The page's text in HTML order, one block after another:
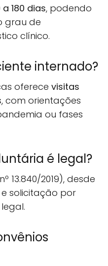
a 180 dias, podendo
grau de
clínico.
internado?
oferece visitas
, com orientações
ou fases
é legal?
13.840/2019), desde
solicitação por